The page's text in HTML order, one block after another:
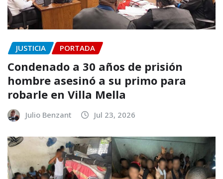
JUSTICIA PORTADA
Condenado a 30 años de prisión
hombre asesinó a su primo para
robarle en Villa Mella
Julio Benzant Jul 23, 2026